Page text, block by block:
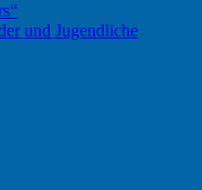
und Jugendliche